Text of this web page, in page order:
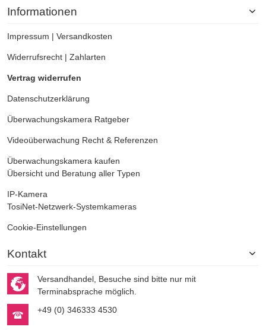
Informationen
Impressum | Versandkosten
Widerrufsrecht | Zahlarten
Vertrag widerrufen
Datenschutzerklärung
Überwachungskamera Ratgeber
Videoüberwachung Recht & Referenzen
Überwachungskamera kaufen
Übersicht und Beratung aller Typen
IP-Kamera
TosiNet-Netzwerk-Systemkameras
Cookie-Einstellungen
Kontakt
Versandhandel, Besuche sind bitte nur mit
Terminabsprache möglich.
+49 (0) 346333 4530